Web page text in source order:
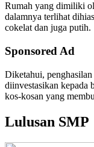
Rumah yang dimiliki
dalamnya terlihat
cokelat dan juga putih.
Sponsored Ad
Diketahui,
diinvestasikan kepada
kos-kosan yang
Lulusan SMP